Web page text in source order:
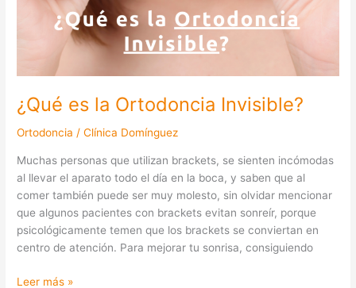
¿Qué es la Ortodoncia Invisible?
Ortodoncia /Clínica Domínguez
Muchas personas que utilizan brackets, se sienten incómodas
al llevar el aparato todo el día en la boca, y saben que al
comer también puede ser muy molesto, sin olvidar mencionar
que algunos pacientes con brackets evitan sonreír, porque
psicológicamente temen que los brackets se conviertan en
centro de atención. Para mejorar tu sonrisa, consiguiendo
Leer más »